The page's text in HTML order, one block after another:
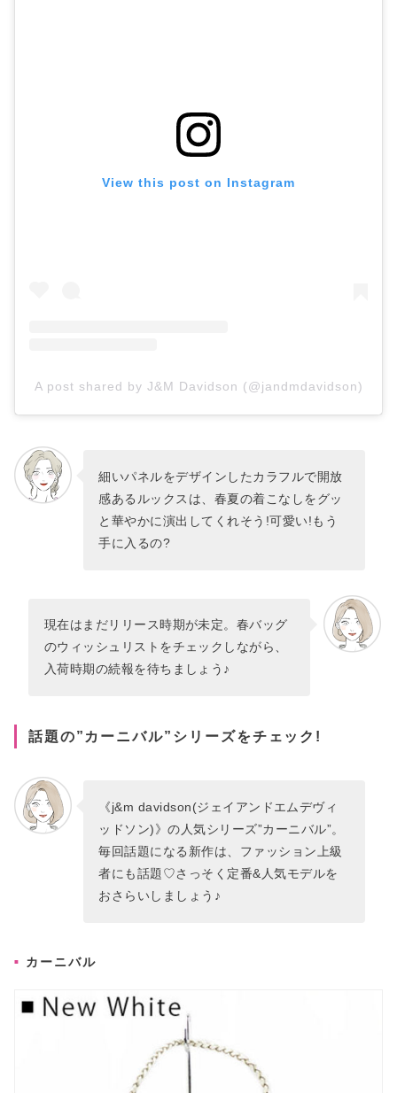
View this post on Instagram
A post shared by J&M Davidson (@jandmdavidson)
細いパネルをデザインしたカラフルで開放
感あるルックスは、春夏の着こなしをグッ
と華やかに演出してくれそう!可愛い!もう
手に入るの?
現在はまだリリース時期が未定。春バッグ
のウィッシュリストをチェックしながら、
入荷時期の続報を待ちましょう♪
話題の”カーニバル”シリーズをチェック!
《j&m davidson(ジェイアンドエムデヴィ
ッドソン)》の人気シリーズ”カーニバル”。
毎回話題になる新作は、ファッション上級
者にも話題♡さっそく定番&人気モデルを
おさらいしましょう♪
カーニバル